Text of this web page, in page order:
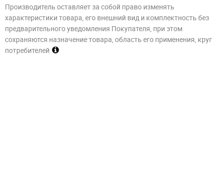
Производитель оставляет за собой право изменять
характеристики товара, его внешний вид и комплектность без
предварительного уведомления Покупателя, при этом
сохраняются назначение товара, область его применения, круг
потребителей